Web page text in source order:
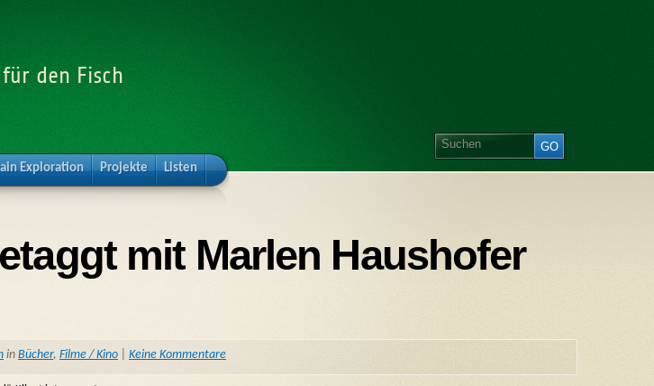
den Fisch
Exploration Projekte Listen
mit Marlen Haushofer
in Bücher, Filme / Kino Keine Kommentare